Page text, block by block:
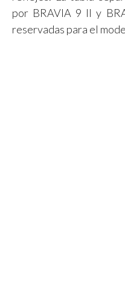
por BRAVIA 9 II y
reservadas para el